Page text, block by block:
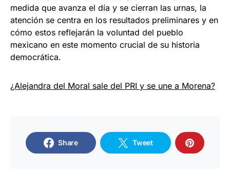
medida que avanza el día y se cierran las urnas, la
atención se centra en los resultados preliminares y en
cómo estos reflejarán la voluntad del pueblo
mexicano en este momento crucial de su historia
democrática.
¿Alejandra del Moral sale del PRI y se une a Morena?
Share Tweet